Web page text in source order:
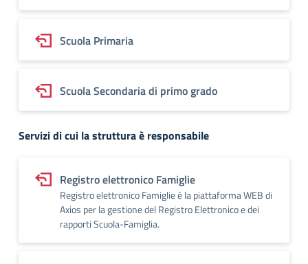
Scuola Primaria
Scuola Secondaria di primo grado
Servizi di cui la struttura è responsabile
Registro elettronico Famiglie
Registro elettronico Famiglie è la piattaforma WEB di
Axios per la gestione del Registro Elettronico e dei
rapporti Scuola-Famiglia.